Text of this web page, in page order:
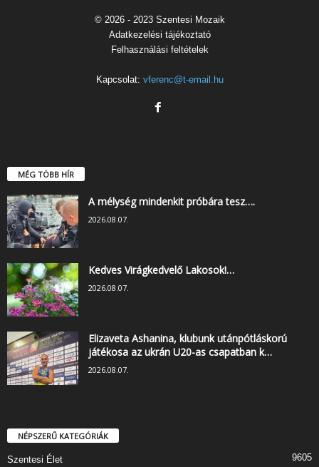
© 2026 - 2023 Szentesi Mozaik
Adatkezelési tájékoztató
Felhasználási feltételek
Kapcsolat: vferenc@t-email.hu
MÉG TÖBB HÍR
A mélység mindenkit próbára tesz….
2026.08.07.
Kedves Virágkedvelő Lakosok!…
2026.08.07.
Elizaveta Ashanina, klubunk utánpótláskorú
játékosa az ukrán U20-as csapatban k…
2026.08.07.
NÉPSZERŰ KATEGÓRIÁK
Szentesi Élet 9605